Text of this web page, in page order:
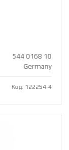
544 0168 10
Germany
Код: 122254-4